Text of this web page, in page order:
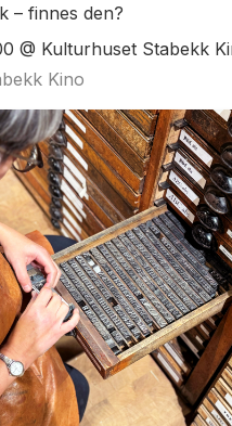
– finnes den?
@ Kulturhuset Stabekk
Kino